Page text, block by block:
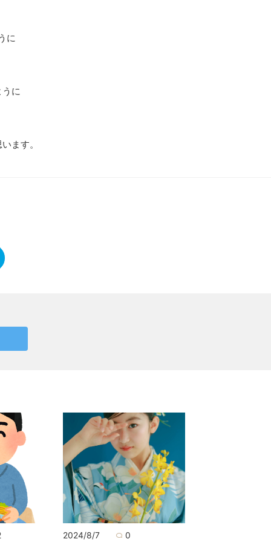
に
に
ます。
2024/8/7 0